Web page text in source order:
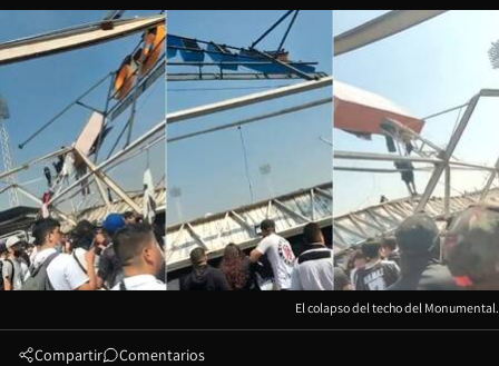
El colapso del techo del Monumental.
Compartir Comentarios